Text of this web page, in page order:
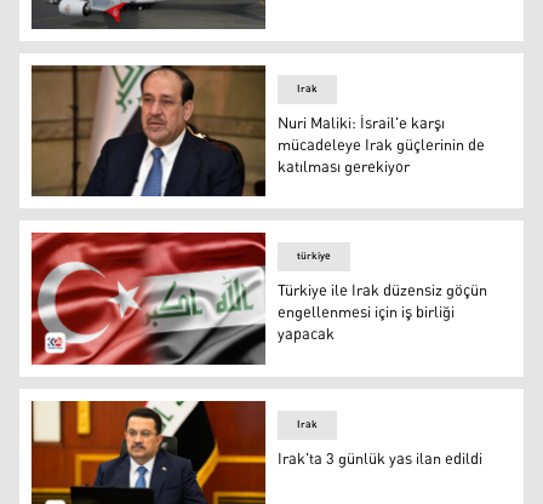
BAE Havayolları Irak dahil 3 ülkeye uçuşlarını iptal etti
Kanun Devleti Koalisyonu lideri Nuri el-Maliki
Irak
Nuri Maliki: İsrail'e karşı
mücadeleye Irak güçlerinin de
katılması gerekiyor
Türkiye ve Irak bayrakları
türkiye
Türkiye ile Irak düzensiz göçün
engellenmesi için iş birliği
yapacak
Irak
Irak'ta 3 günlük yas ilan edildi